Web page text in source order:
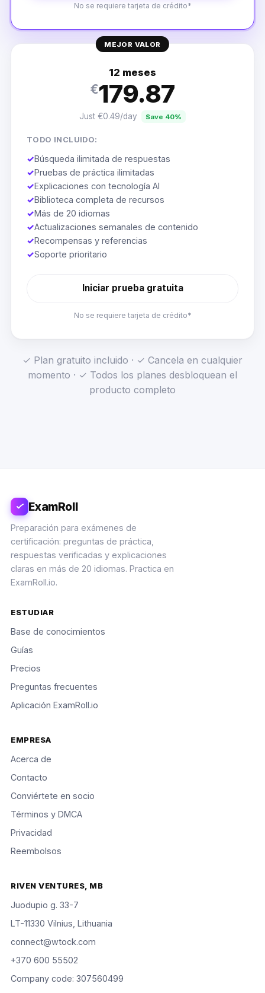
No se requiere tarjeta de crédito*
MEJOR VALOR
12 meses
€179.87
Just €0.49/day Save 40%
TODO INCLUIDO:
✓Búsqueda ilimitada de respuestas
✓Pruebas de práctica ilimitadas
✓Explicaciones con tecnología AI
✓Biblioteca completa de recursos
✓Más de 20 idiomas
✓Actualizaciones semanales de contenido
✓Recompensas y referencias
✓Soporte prioritario
Iniciar prueba gratuita
No se requiere tarjeta de crédito*
✓ Plan gratuito incluido · ✓ Cancela en cualquier
momento · ✓ Todos los planes desbloquean el
producto completo
ExamRoll
Preparación para exámenes de
certificación: preguntas de práctica,
respuestas verificadas y explicaciones
claras en más de 20 idiomas. Practica en
ExamRoll.io.
ESTUDIAR
Base de conocimientos
Guías
Precios
Preguntas frecuentes
Aplicación ExamRoll.io
EMPRESA
Acerca de
Contacto
Conviértete en socio
Términos y DMCA
Privacidad
Reembolsos
RIVEN VENTURES, MB
Juodupio g. 33-7
LT-11330 Vilnius, Lithuania
connect@wtock.com
+370 600 55502
Company code: 307560499